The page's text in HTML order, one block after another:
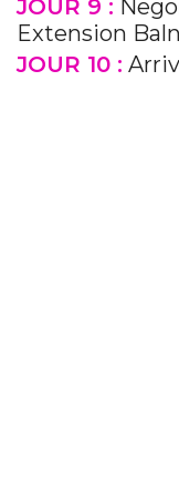
JOUR 9 :
Extension
JOUR 10 :